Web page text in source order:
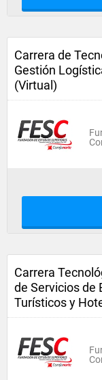
Carrera de
Gestión
(Virtual)
Carrera
de Servicios de
Turísticos y